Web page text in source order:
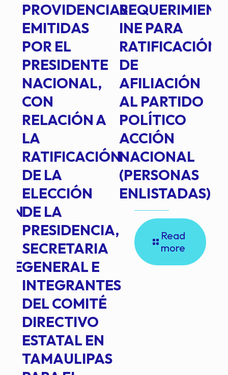
PROVIDENCIAS
EMITIDAS
POR EL
PRESIDENTE
NACIONAL,
CON
RELACIÓN A
LA
RATIFICACIÓN
DE LA
ELECCIÓN
DE LA
PRESIDENCIA,
SECRETARIA
GENERAL E
INTEGRANTES
DEL COMITÉ
DIRECTIVO
ESTATAL EN
TAMAULIPAS
INE PARA
RATIFICACIÓN
DE
AFILIACIÓN
AL PARTIDO
POLÍTICO
ACCIÓN
NACIONAL
(PERSONAS
ENLISTADAS)
Read
more